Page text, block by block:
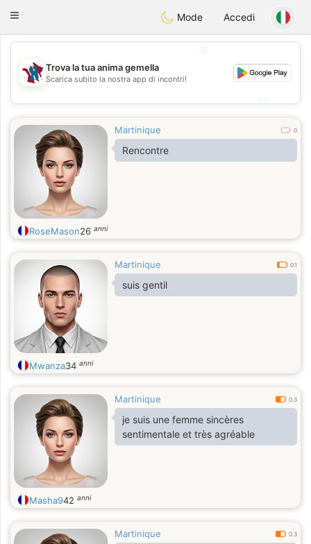
Taimerais
Toggle
Mode Accedi
💖
💕
Trova la tua anima gemella
Scarica subito la nostra app di incontri!
Martinique 0
Rencontre
RoseMason26 anni
Martinique 0.1
suis gentil
Mwanza34 anni
Martinique 0.3
je suis une femme sincères
sentimentale et très agréable
Masha942 anni
Martinique 0.3